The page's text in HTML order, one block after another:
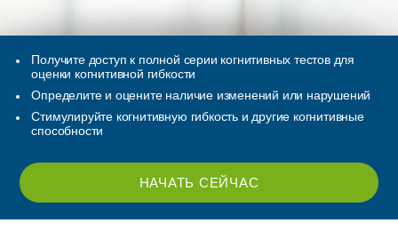
Получите доступ к полной серии когнитивных тестов для
оценки когнитивной гибкости
Определите и оцените наличие изменений или нарушений
Стимулируйте когнитивную гибкость и другие когнитивные
способности
НАЧАТЬ СЕЙЧАС